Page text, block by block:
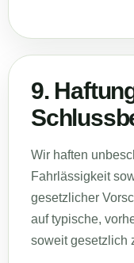
9.
Wir haften
Fahrlässigkeit
gesetzlicher
auf typische,
soweit gesetzlich